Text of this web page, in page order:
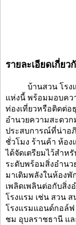
รายละเอียดเกี่ยว
บ้านสวน โรงแร
แห่งนี้ พร้อมมอบคว
ท่องเที่ยวหรือติดต่อ
อำนวยความสะดว
ประสบการณ์ที่น่าอ
ชั่วโมง ร้านค้า ห้อ
ได้จัดเตรียมไว้สำ
ระดับพร้อมสิ่งอำน
มาเติมพลังในห้องพั
เพลิดเพลินต่อกับสิ่
โรงแรม เช่น สวน
โรงแรมแอนด์กอล์ฟ
ชม อุบลราชธานี แ